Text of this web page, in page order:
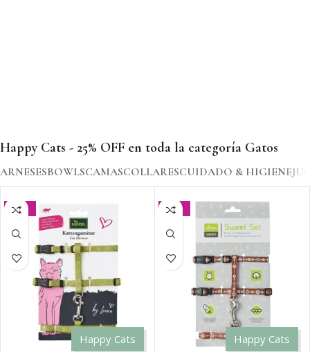
Happy Cats - 25% OFF en toda la categoría Gatos
ARNESESBOWLSCAMASCOLLARESCUIDADO & HIGIENE
Happy Cats
-25%
Happy Cats
-25%